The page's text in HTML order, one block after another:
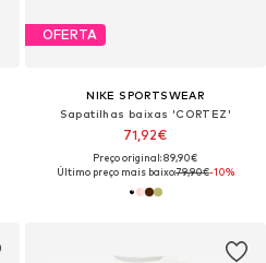
OFERTA
NIKE SPORTSWEAR
Sapatilhas baixas 'CORTEZ'
71,92€
Preço original: 89,90€
Último preço mais baixo:79,90€-10%